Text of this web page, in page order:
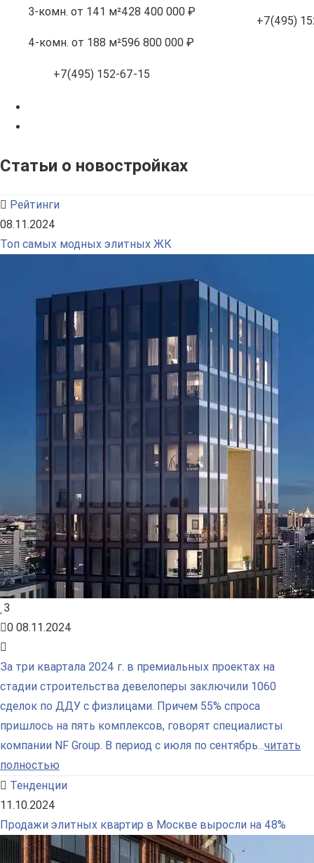
3-комн. от 141 м²428 400 000 ₽
4-комн. от 188 м²596 800 000 ₽
+7(495) 152-67-15
+7(495)
Статьи о новостройках
Рейтинги
08.11.2024
Топ самых модных элитных ЖК
3
0 08.11.2024
За три квартала 2024 г. в премиальных проектах на
стадии строительства девелоперы заключили 1060
сделок по ДДУ с физлицами. Причем 55% спроса
пришлось на пять комплексов, говорят специалисты
компании NF Group. В период с июля по сентябрь...читать
полностью
Тенденции
11.10.2024
Продажи элитных квартир в Москве выросли на 48%